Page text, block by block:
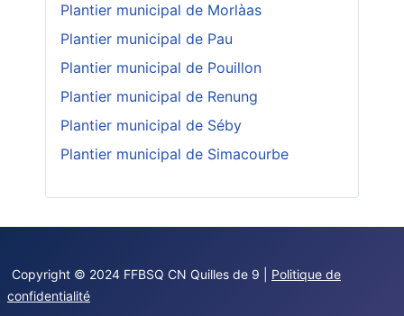
Plantier municipal de Morlàas
Plantier municipal de Pau
Plantier municipal de Pouillon
Plantier municipal de Renung
Plantier municipal de Séby
Plantier municipal de Simacourbe
Copyright © 2024 FFBSQ CN Quilles de 9 | Politique de
confidentialité